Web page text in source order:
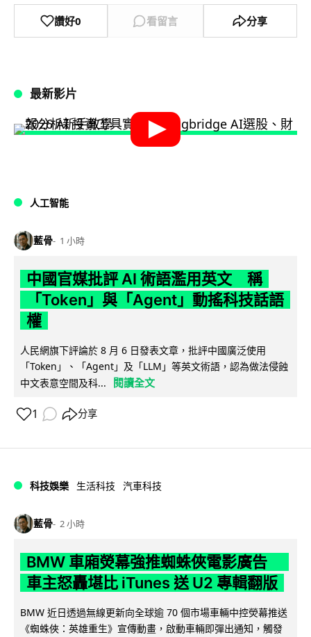
讚好0 看留言 分享
最新影片
人工智能
藍骨 1 小時
中國官媒批評 AI 術語濫用英文 稱
「Token」與「Agent」動搖科技話語
權
人民網旗下評論於 8 月 6 日發表文章，批評中國廣泛使用
「Token」、「Agent」及「LLM」等英文術語，認為做法侵蝕
中文表意空間及科...
閱讀全文
1 分享
科技娛樂 生活科技 汽車科技
藍骨 2 小時
BMW 車廂熒幕強推蜘蛛俠電影廣告
車主怒轟堪比 iTunes 送 U2 專輯翻版
BMW 近日透過無線更新向全球逾 70 個市場車輛中控熒幕推送
《蜘蛛俠：英雄重生》宣傳動畫，啟動車輛即彈出通知，觸發